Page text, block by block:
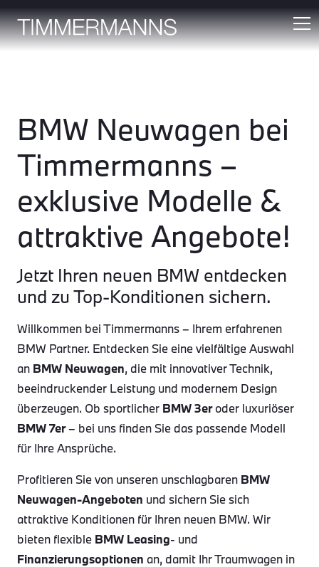
BMW Neuwagen bei
Timmermanns –
exklusive Modelle &
attraktive Angebote!
Jetzt Ihren neuen BMW entdecken
und zu Top-Konditionen sichern.
Willkommen bei Timmermanns – Ihrem erfahrenen
BMW Partner. Entdecken Sie eine vielfältige Auswahl
an BMW Neuwagen, die mit innovativer Technik,
beeindruckender Leistung und modernem Design
überzeugen. Ob sportlicher BMW 3eroder luxuriöser
BMW 7er– bei uns finden Sie das passende Modell
für Ihre Ansprüche.
Profitieren Sie von unseren unschlagbaren BMW
Neuwagen-Angeboten und sichern Sie sich
attraktive Konditionen für Ihren neuen BMW. Wir
bieten flexible BMW Leasing- und
Finanzierungsoptionen an, damit Ihr Traumwagen in